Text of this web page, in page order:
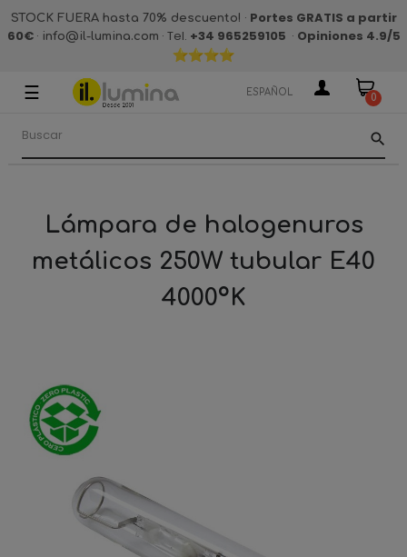
STOCK FUERA hasta 70% descuento! · Portes GRATIS a partir
60€· info@il-lumina.com · Tel. +34 965259105 · Opiniones 4.9/5
Navegación
palanca
☰ ESPAÑOL 0
search
Lámpara de halogenuros
metálicos 250W tubular E40
4000ºK